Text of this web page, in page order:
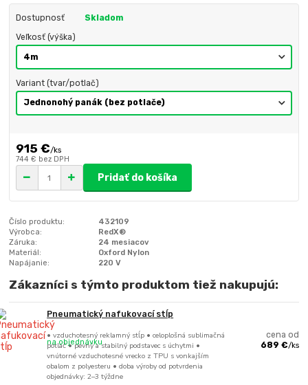
Dostupnosť Skladom
Veľkosť (výška)
Variant (tvar/potlač)
915 €/ks
744 € bez DPH
Pridať do košíka
Číslo produktu:
432109
Výrobca:
RedX®
Záruka:
24 mesiacov
Materiál:
Oxford Nylon
Napájanie:
220 V
Zákazníci s týmto produktom tiež nakupujú:
Pneumatický nafukovací stĺp
• vzduchotesný reklamný stĺp • celoplošná sublimačná
potlač • pevný a stabilný podstavec s úchytmi •
vnútorné vzduchotesné vrecko z TPU s vonkajším
obalom z polyesteru • doba výroby od potvrdenia
objednávky: 2–3 týždne
cena od
689 €/ks
na objednávku